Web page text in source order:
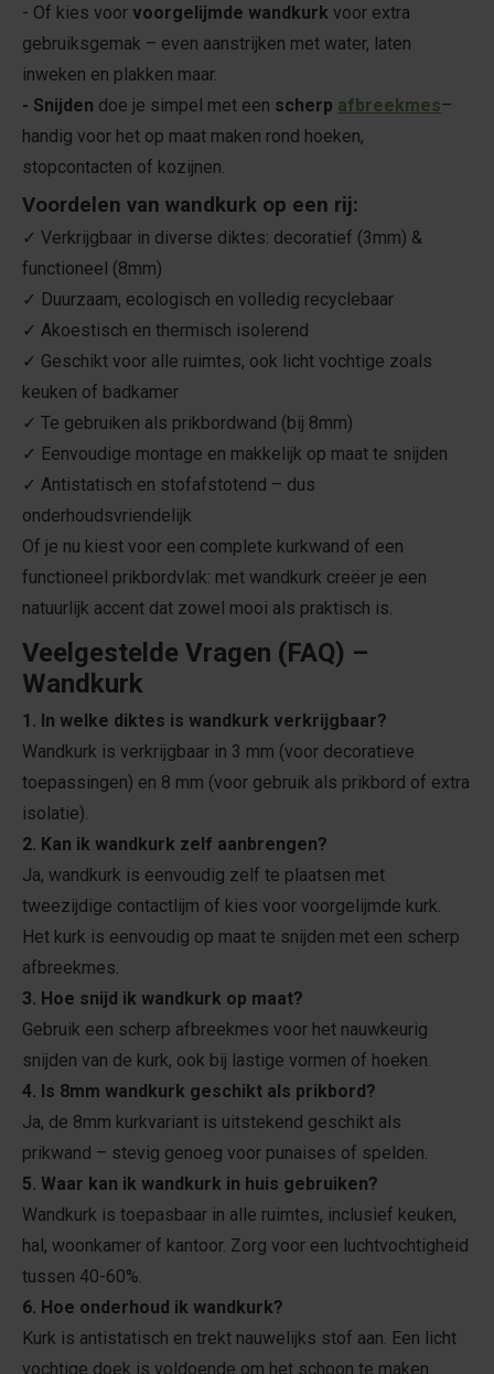
- Of kies voor voorgelijmde wandkurk voor extra
gebruiksgemak – even aanstrijken met water, laten
inweken en plakken maar.
- Snijden doe je simpel met een scherp afbreekmes–
handig voor het op maat maken rond hoeken,
stopcontacten of kozijnen.
Voordelen van wandkurk op een rij:
✓ Verkrijgbaar in diverse diktes: decoratief (3mm) &
functioneel (8mm)
✓ Duurzaam, ecologisch en volledig recyclebaar
✓ Akoestisch en thermisch isolerend
✓ Geschikt voor alle ruimtes, ook licht vochtige zoals
keuken of badkamer
✓ Te gebruiken als prikbordwand (bij 8mm)
✓ Eenvoudige montage en makkelijk op maat te snijden
✓ Antistatisch en stofafstotend – dus
onderhoudsvriendelijk
Of je nu kiest voor een complete kurkwand of een
functioneel prikbordvlak: met wandkurk creëer je een
natuurlijk accent dat zowel mooi als praktisch is.
Veelgestelde Vragen (FAQ) –
Wandkurk
1. In welke diktes is wandkurk verkrijgbaar?
Wandkurk is verkrijgbaar in 3 mm (voor decoratieve
toepassingen) en 8 mm (voor gebruik als prikbord of extra
isolatie).
2. Kan ik wandkurk zelf aanbrengen?
Ja, wandkurk is eenvoudig zelf te plaatsen met
tweezijdige contactlijm of kies voor voorgelijmde kurk.
Het kurk is eenvoudig op maat te snijden met een scherp
afbreekmes.
3. Hoe snijd ik wandkurk op maat?
Gebruik een scherp afbreekmes voor het nauwkeurig
snijden van de kurk, ook bij lastige vormen of hoeken.
4. Is 8mm wandkurk geschikt als prikbord?
Ja, de 8mm kurkvariant is uitstekend geschikt als
prikwand – stevig genoeg voor punaises of spelden.
5. Waar kan ik wandkurk in huis gebruiken?
Wandkurk is toepasbaar in alle ruimtes, inclusief keuken,
hal, woonkamer of kantoor. Zorg voor een luchtvochtigheid
tussen 40-60%.
6. Hoe onderhoud ik wandkurk?
Kurk is antistatisch en trekt nauwelijks stof aan. Een licht
vochtige doek is voldoende om het schoon te maken.